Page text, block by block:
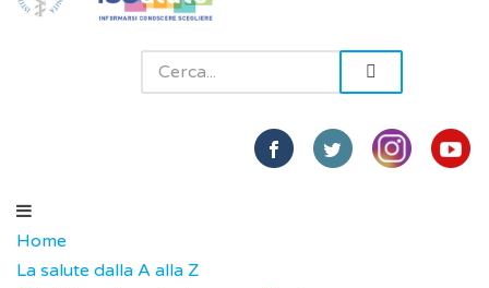
Home
La salute dalla A alla Z